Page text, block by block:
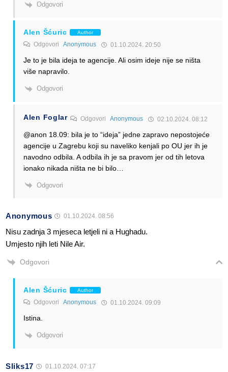
Odgovori
Alen Šćuric Author
Odgovori Anonymous 01.10.2024. 20:50
Je to je bila ideja te agencije. Ali osim ideje nije se ništa
više napravilo.
Odgovori
Alen Foglar Odgovori Anonymous 02.10.2024. 08:12
@anon 18.09: bila je to “ideja” jedne zapravo nepostojeće
agencije u Zagrebu koji su naveliko kenjali po OU jer ih je
navodno odbila. A odbila ih je sa pravom jer od tih letova
ionako nikada ništa ne bi bilo…
Odgovori
Anonymous 01.10.2024. 08:56
Nisu zadnja 3 mjeseca letjeli ni a Hughadu.
Umjesto njih leti Nile Air.
Odgovori
Alen Šćuric Author
Odgovori Anonymous 01.10.2024. 09:09
Istina.
Odgovori
Sliks17 01.10.2024. 07:17